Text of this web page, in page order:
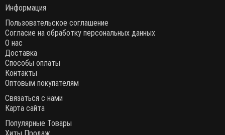
Информация
Пользовательское соглашение
Согласие на обработку персональных данных
О нас
Доставка
Способы оплаты
Контакты
Оптовым покупателям
Связаться с нами
Карта сайта
Популярные Товары